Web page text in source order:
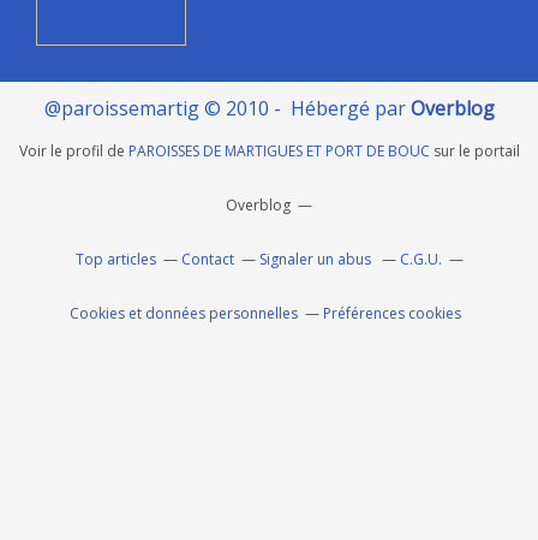
@paroissemartig © 2010 - Hébergé parOverblog
Voir le profil de PAROISSES DE MARTIGUES ET PORT DE BOUC sur le portail
Overblog
Top articles Contact Signaler un abus C.G.U.
Cookies et données personnelles Préférences cookies